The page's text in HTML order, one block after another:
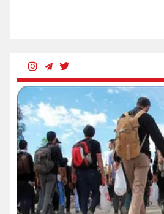
و حق مردم برای شنیدن صدای رئیس‌جمهوری
کنار مردم
تا غروب اشک